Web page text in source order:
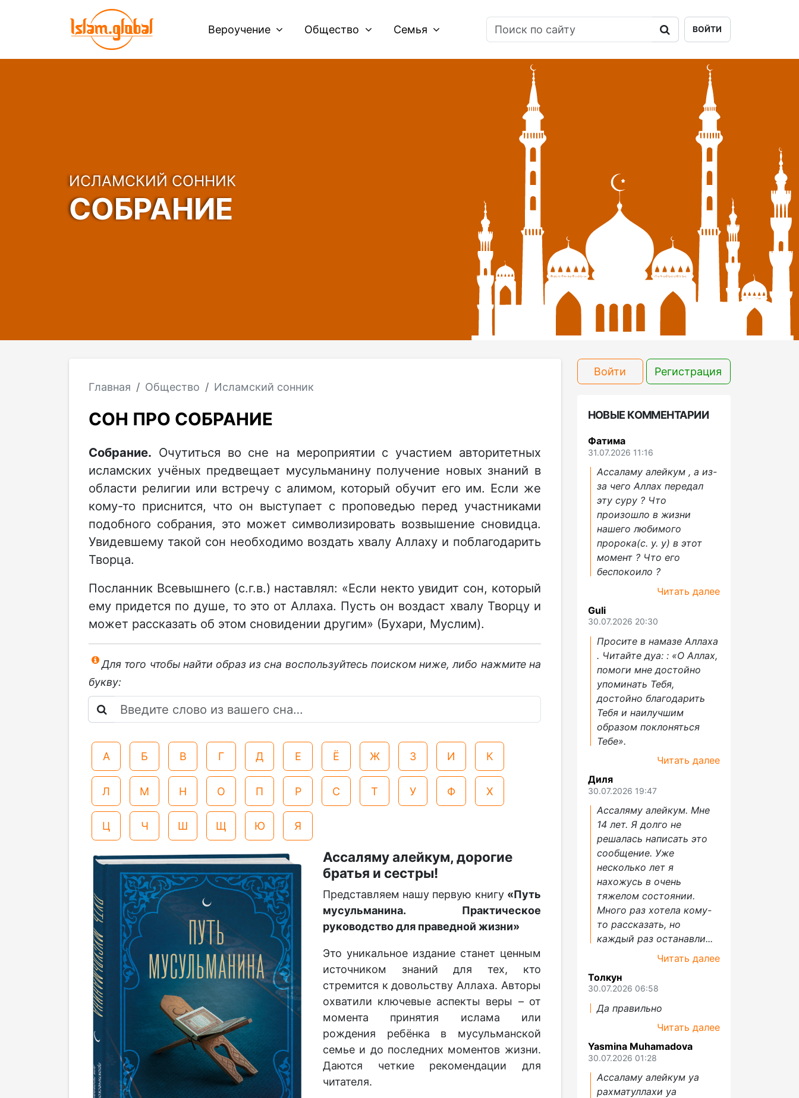
Вероучение Общество Семья ВОЙТИ
ИСЛАМСКИЙ СОННИК
СОБРАНИЕ
Главная Общество Исламский сонник
СОН ПРО СОБРАНИЕ
Собрание. Очутиться во сне на мероприятии с участием авторитетных
исламских учёных предвещает мусульманину получение новых знаний в
области религии или встречу с алимом, который обучит его им. Если же
кому-то приснится, что он выступает с проповедью перед участниками
подобного собрания, это может символизировать возвышение сновидца.
Увидевшему такой сон необходимо воздать хвалу Аллаху и поблагодарить
Творца.
Посланник Всевышнего (с.г.в.) наставлял: «Если некто увидит сон, который
ему придется по душе, то это от Аллаха. Пусть он воздаст хвалу Творцу и
может рассказать об этом сновидении другим» (Бухари, Муслим).
Для того чтобы найти образ из сна воспользуйтесь поиском ниже, либо нажмите на
букву:
А Б В Г Д Е Ё Ж З И К
Л М Н О П Р С Т У Ф Х
Ц Ч Ш Щ Ю Я
Ассаляму алейкум, дорогие
братья и сестры!
Представляем нашу первую книгу «Путь
мусульманина. Практическое
руководство для праведной жизни»
Это уникальное издание станет ценным
источником знаний для тех, кто
стремится к довольству Аллаха. Авторы
охватили ключевые аспекты веры – от
момента принятия ислама или
рождения ребёнка в мусульманской
семье и до последних моментов жизни.
Даются четкие рекомендации для
читателя.
Войти Регистрация
НОВЫЕ КОММЕНТАРИИ
Фатима
31.07.2026 11:16
Ассаламу алейкум , а из-
за чего Аллах передал
эту суру ? Что
произошло в жизни
нашего любимого
пророка(с. у. у) в этот
момент ? Что его
беспокоило ?
Читать далее
Guli
30.07.2026 20:30
Просите в намазе Аллаха
. Читайте дуа: : «О Аллах,
помоги мне достойно
упоминать Тебя,
достойно благодарить
Тебя и наилучшим
образом поклоняться
Тебе».
Читать далее
Диля
30.07.2026 19:47
Ассаляму алейкум. Мне
14 лет. Я долго не
решалась написать это
сообщение. Уже
несколько лет я
нахожусь в очень
тяжелом состоянии.
Много раз хотела кому-
то рассказать, но
каждый раз останавли...
Читать далее
Толкун
30.07.2026 06:58
Да правильно
Читать далее
Yasmina Muhamadova
30.07.2026 01:28
Ассаламу алейкум уа
рахматуллахи уа